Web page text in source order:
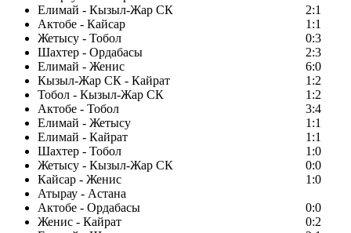
Елимай - Кызыл-Жар СК
2:1
Актобе - Кайсар
1:1
Жетысу - Тобол
0:3
Шахтер - Ордабасы
2:3
Елимай - Женис
6:0
Кызыл-Жар СК - Кайрат
1:2
Тобол - Кызыл-Жар СК
1:2
Актобе - Тобол
3:4
Елимай - Жетысу
1:1
Елимай - Кайрат
1:1
Шахтер - Тобол
1:0
Жетысу - Кызыл-Жар СК
0:0
Кайсар - Женис
1:0
Атырау - Астана
Актобе - Ордабасы
0:0
Женис - Кайрат
0:2